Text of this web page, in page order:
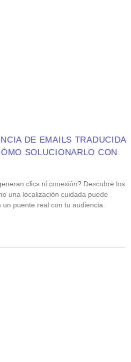
DE EMAILS TRADUCIDA
SOLUCIONARLO CON
clics ni conexión? Descubre los
una localización cuidada puede
puente real con tu audiencia.